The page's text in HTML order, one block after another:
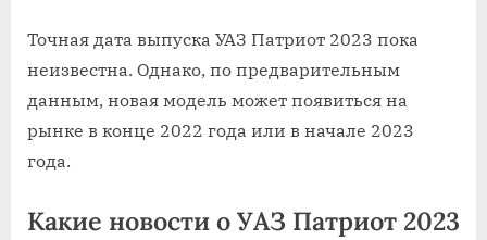
Точная дата выпуска УАЗ Патриот 2023 пока
неизвестна. Однако, по предварительным
данным, новая модель может появиться на
рынке в конце 2022 года или в начале 2023
года.
Какие новости о УАЗ Патриот 2023